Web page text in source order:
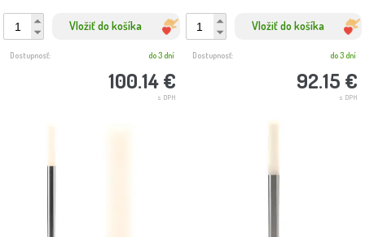
Vložiť do košíka
100.14 €
s DPH
Dostupnosť: do 3 dní
Vložiť do košíka
92.15 €
s DPH
Dostupnosť: do 3 dní